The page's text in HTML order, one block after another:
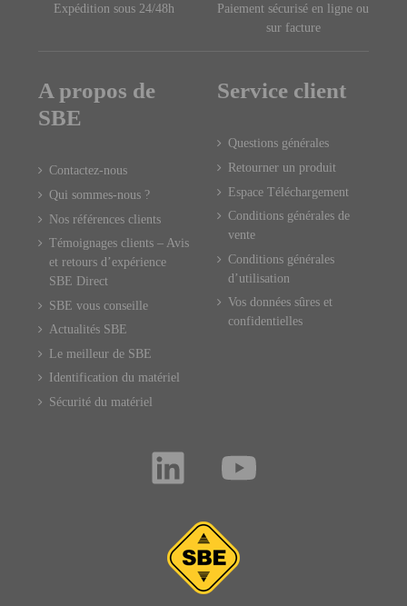
Expédition sous 24/48h
Paiement sécurisé en ligne ou
sur facture
A propos de
SBE
Contactez-nous
Qui sommes-nous ?
Nos références clients
Témoignages clients – Avis
et retours d’expérience
SBE Direct
SBE vous conseille
Actualités SBE
Le meilleur de SBE
Identification du matériel
Sécurité du matériel
Service client
Questions générales
Retourner un produit
Espace Téléchargement
Conditions générales de
vente
Conditions générales
d’utilisation
Vos données sûres et
confidentielles